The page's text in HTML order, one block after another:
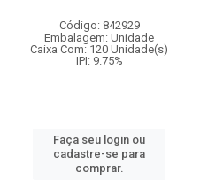
Código: 842929
Embalagem: Unidade
Caixa Com: 120 Unidade(s)
IPI: 9.75%
Faça seu login ou
cadastre-se para
comprar.